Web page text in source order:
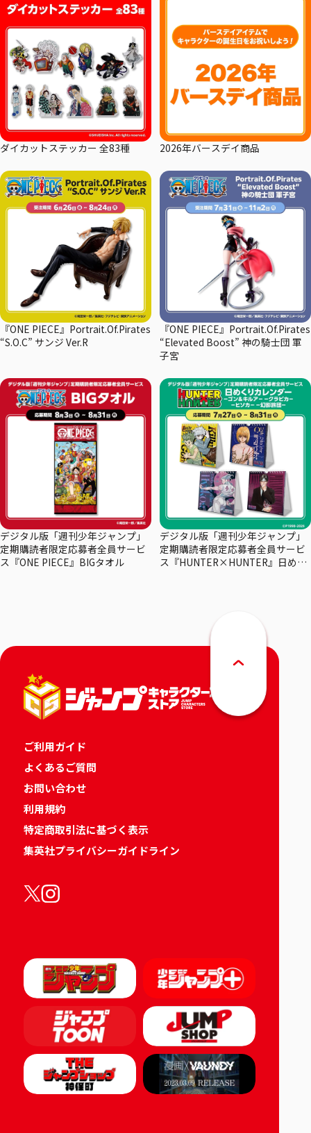
ダイカットステッカー 全83種 2026年バースデイ商品
『ONE PIECE』Portrait.Of.Pirates
“S.O.C” サンジ Ver.R
『ONE PIECE』Portrait.Of.Pirates
“Elevated Boost” 神の騎士団 軍
子宮
デジタル版「週刊少年ジャンプ」
定期購読者限定応募者全員サービ
ス『ONE PIECE』BIGタオル
デジタル版「週刊少年ジャンプ」
定期購読者限定応募者全員サービ
ス『HUNTER×HUNTER』日めく
ご利用ガイド
よくあるご質問
お問い合わせ
利用規約
特定商取引法に基づく表示
集英社プライバシーガイドライン